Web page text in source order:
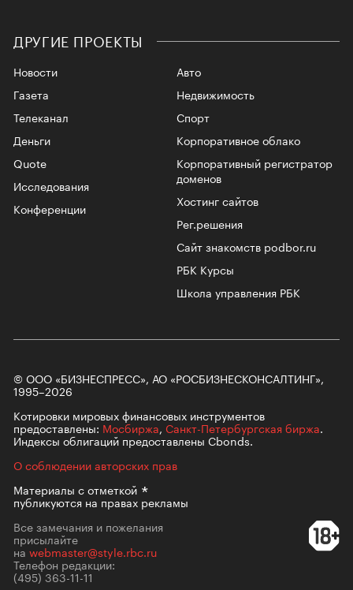
ДРУГИЕ ПРОЕКТЫ
Новости
Газета
Телеканал
Авто
Недвижимость
Спорт
Корпоративное облако
Корпоративный регистратор
доменов
Хостинг сайтов
Рег.решения
Сайт знакомств podbor.ru
РБК Курсы
Школа управления РБК
Деньги
Quote
Исследования
Конференции
© ООО «БИЗНЕСПРЕСС», АО «РОСБИЗНЕСКОНСАЛТИНГ»,
1995–2026
Котировки мировых финансовых инструментов
предоставлены: Мосбиржа, Санкт-Петербургская биржа.
Индексы облигаций предоставлены Cbonds.
О соблюдении авторских прав
Материалы сотметкой
публикуются на правах рекламы
Все замечания и пожелания
присылайте
на webmaster@style.rbc.ru
Телефон редакции:
(495) 363-11-11